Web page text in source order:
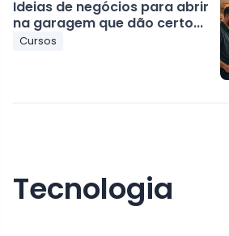
Ideias de negócios para abrir
na garagem que dão certo...
Cursos
Tecnologia